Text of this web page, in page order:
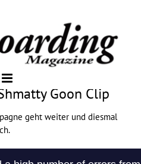
Goon Clip
geht weiter und diesmal